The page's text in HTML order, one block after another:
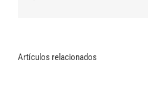
Artículos relacionados